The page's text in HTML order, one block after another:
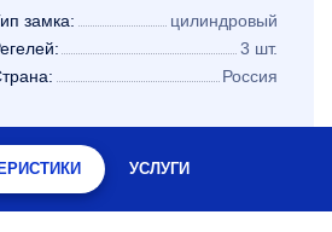
замка:
цилиндровый
3 шт.
Россия
УСЛУГИ